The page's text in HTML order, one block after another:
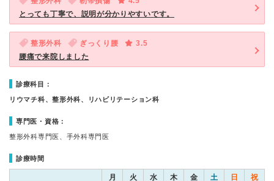
とっても丁寧で、説明が分かりやすいです。
整形外科 ぎっくり腰
3.5
腰痛で来院しました
診療科目：
リウマチ科、整形外科、リハビリテーション科
専門医・資格：
整形外科専門医、手外科専門医
診療時間
月 火 水 木 金 土 日 祝